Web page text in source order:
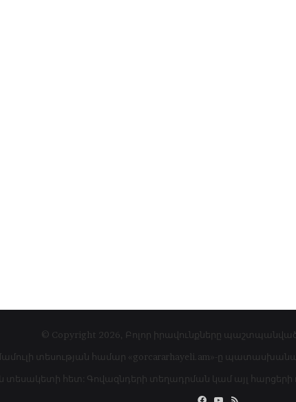
© Copyright 2026, Բոլոր իրավունքները
տեսության համար «gorcararhayeli.am»-ը
տեսակետի հետ: Գովազնդերի տեղադրման կամ այլ